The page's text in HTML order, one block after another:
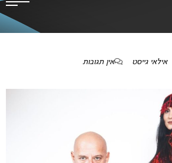
אילאי גייסט אין תגובות